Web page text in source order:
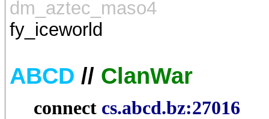
dm_aztec_maso4
fy_iceworld
ABCD // ClanWar
connect cs.abcd.bz:27016